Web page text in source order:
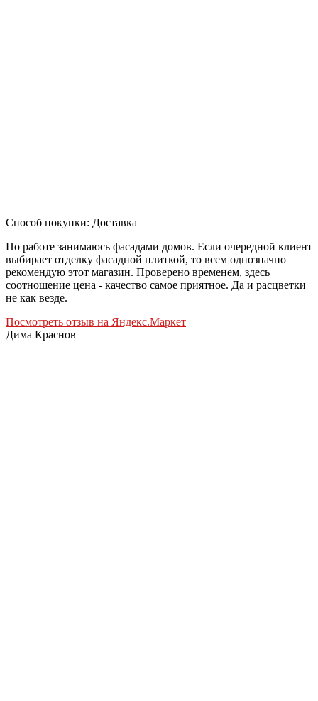
Способ покупки: Доставка
По работе занимаюсь фасадами домов. Если очередной клиент
выбирает отделку фасадной плиткой, то всем однозначно
рекомендую этот магазин. Проверено временем, здесь
соотношение цена - качество самое приятное. Да и расцветки
не как везде.
Посмотреть отзыв на Яндекс.Маркет
Дима Краснов